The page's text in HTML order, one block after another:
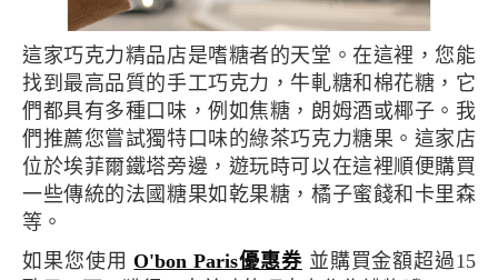
這家巧克力精品店是嗜糖者的天堂。在這裡，您能
找到最高品質的手工巧克力，牛軋糖和棉花糖，它
們都具有多種口味，例如焦糖，朗姆酒或椰子。我
們推薦您嘗試獨特口味的綠茶巧克力糖果。這家店
位於埃菲爾鐵塔旁邊，遊玩時可以在這裡順便購買
一些傳統的法國糖果如乾果糖，橘子蜜餞和卡里森
等。
如果您使用 O'bon Paris優惠券 並購買金額超過15